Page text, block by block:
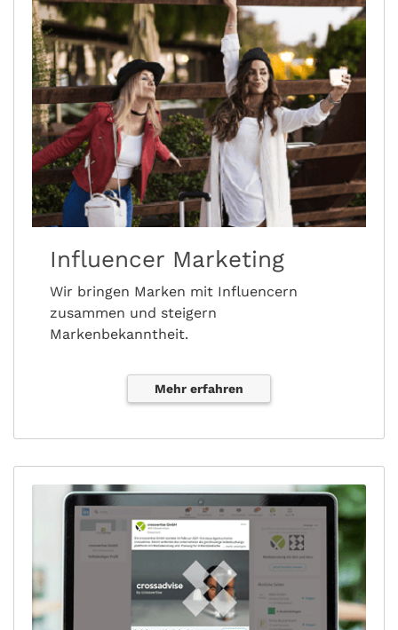
Influencer Marketing
Wir bringen Marken mit Influencern
zusammen und steigern
Markenbekanntheit.
Mehr erfahren